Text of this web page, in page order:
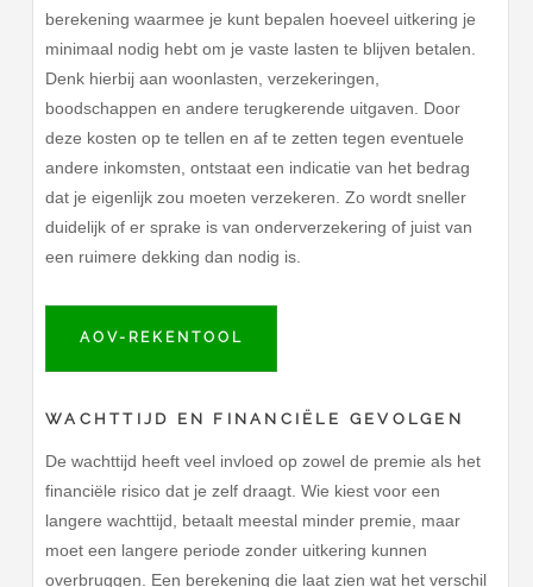
berekening waarmee je kunt bepalen hoeveel uitkering je
minimaal nodig hebt om je vaste lasten te blijven betalen.
Denk hierbij aan woonlasten, verzekeringen,
boodschappen en andere terugkerende uitgaven. Door
deze kosten op te tellen en af te zetten tegen eventuele
andere inkomsten, ontstaat een indicatie van het bedrag
dat je eigenlijk zou moeten verzekeren. Zo wordt sneller
duidelijk of er sprake is van onderverzekering of juist van
een ruimere dekking dan nodig is.
AOV-REKENTOOL
WACHTTIJD EN FINANCIËLE GEVOLGEN
De wachttijd heeft veel invloed op zowel de premie als het
financiële risico dat je zelf draagt. Wie kiest voor een
langere wachttijd, betaalt meestal minder premie, maar
moet een langere periode zonder uitkering kunnen
overbruggen. Een berekening die laat zien wat het verschil